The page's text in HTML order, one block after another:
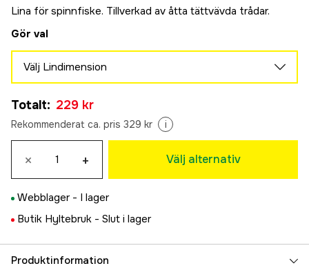
Lina för spinnfiske. Tillverkad av åtta tättvävda trådar.
Gör val
Välj Lindimension
249 kr
0,11 mm
249 kr
0,13 mm
Tillfälligt slut
245 kr
0,19 mm
0,29 mm
229 kr
Totalt: 229 kr
Rekommenderat ca. pris 329 kr i
× + Välj alternativ
Webblager - I lager
Butik Hyltebruk - Slut i lager
Produktinformation